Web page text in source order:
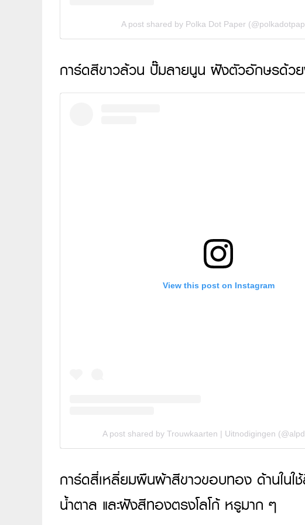
A post shared by Polka Dot Paper
การ์ดสีขาวล้วน ปั๊มลายนูน ฝังตัวอักษรด้ว
View this post on Instagram
A post shared by Trouwkaarten | Uitnodigingen
การ์ดสี่เหลี่ยมผืนผ้าสีขาวขอบทอง ด้านใ
น้ำตาล และฝังสีทองตรงโลโก้ หรูมาก ๆ